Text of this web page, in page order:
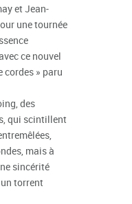
et Jean-
une tournée
ce nouvel
» paru
des
qui scintillent
mais à
sincérité
torrent